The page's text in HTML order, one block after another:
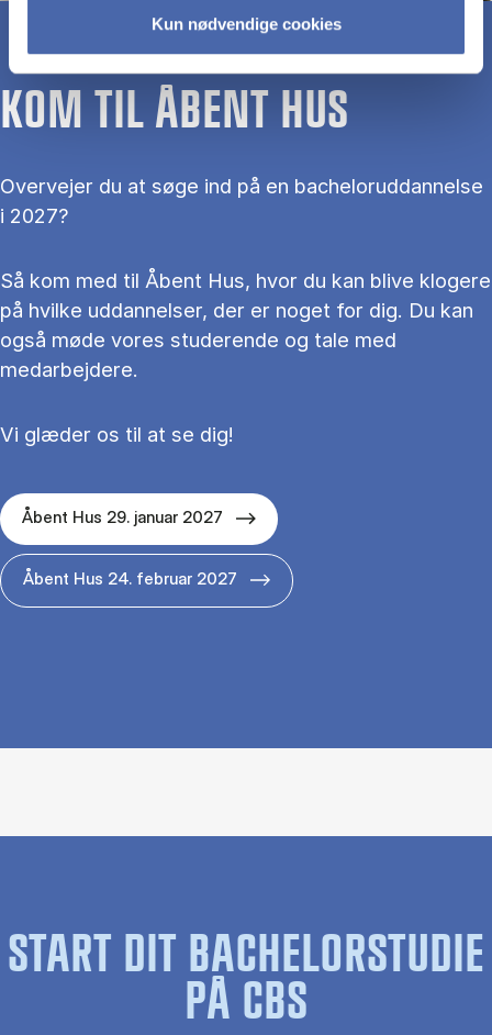
Kun nødvendige cookies
KOM TIL ÅBENT HUS
Overvejer du at søge ind på en bacheloruddannelse
i 2027?
Så kom med til Åbent Hus, hvor du kan blive klogere
på hvilke uddannelser, der er noget for dig. Du kan
også møde vores studerende og tale med
medarbejdere.
Vi glæder os til at se dig!
Åbent Hus 29. januar 2027
Åbent Hus 24. februar 2027
START DIT BACHELORSTUDIE
PÅ CBS